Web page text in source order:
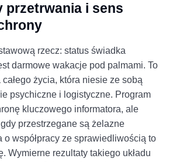
przetrwania i sens
rzecz: status świadka
darmowe wakacje pod palmami. To
życia, która niesie ze sobą
psychiczne i logistyczne. Program
kluczowego informatora, ale
przestrzegane są żelazne
o współpracy ze sprawiedliwością to
Wymierne rezultaty takiego układu